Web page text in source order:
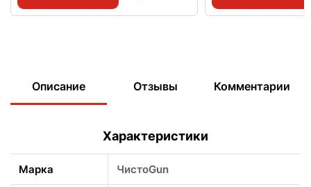
Описание Отзывы Комментарии
Характеристики
Марка ЧистоGun